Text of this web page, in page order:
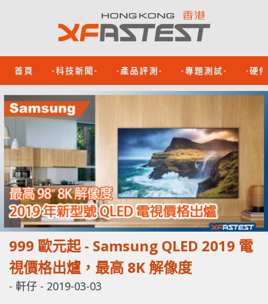
首頁 -科技新聞- -產品評測- -專題測試- -硬
999 歐元起 - Samsung QLED 2019 電
視價格出爐，最高 8K 解像度
- 軒仔 - 2019-03-03